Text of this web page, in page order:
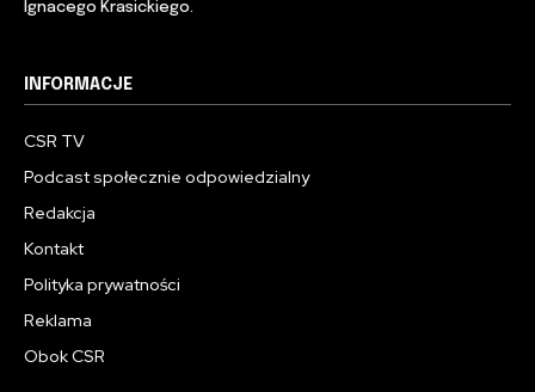
Ignacego Krasickiego.
INFORMACJE
CSR TV
Podcast społecznie odpowiedzialny
Redakcja
Kontakt
Polityka prywatności
Reklama
Obok CSR